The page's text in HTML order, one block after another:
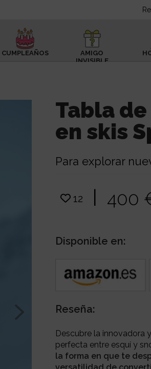
CUMPLEAÑOS
AMIGO
INVISIBLE
Tabla
en skis
Para explorar
12 | 400
Disponible en:
Reseña:
Descubre la innovadora
perfecta entre esquí y
la forma en que te
versatilidad de